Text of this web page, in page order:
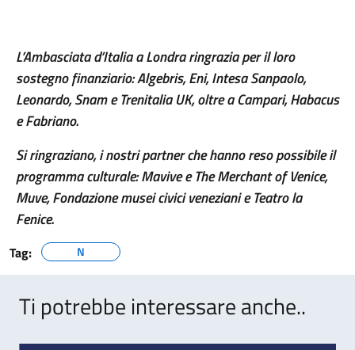
L’Ambasciata d’Italia a Londra ringrazia per il loro
sostegno finanziario: Algebris, Eni, Intesa Sanpaolo,
Leonardo, Snam e Trenitalia UK, oltre a Campari, Habacus
e Fabriano.
Si ringraziano, i nostri partner che hanno reso possibile il
programma culturale: Mavive e The Merchant of Venice,
Muve, Fondazione musei civici veneziani e Teatro la
Fenice.
Tag: N
Ti potrebbe interessare anche..